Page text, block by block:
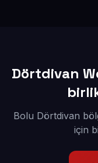
Dörtdivan
Bolu Dörtdivan
için